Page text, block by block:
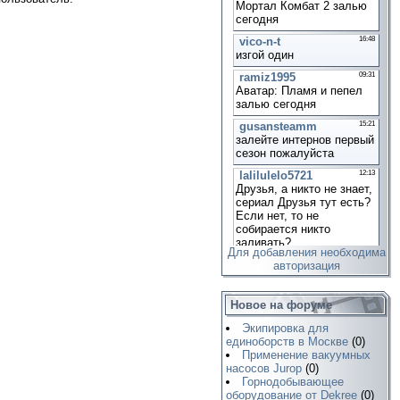
Для добавления необходима
авторизация
Новое на форуме
Экипировка для
единоборств в Москве (0)
Применение вакуумных
насосов Jurop (0)
Горнодобывающее
оборудование от Dekree (0)